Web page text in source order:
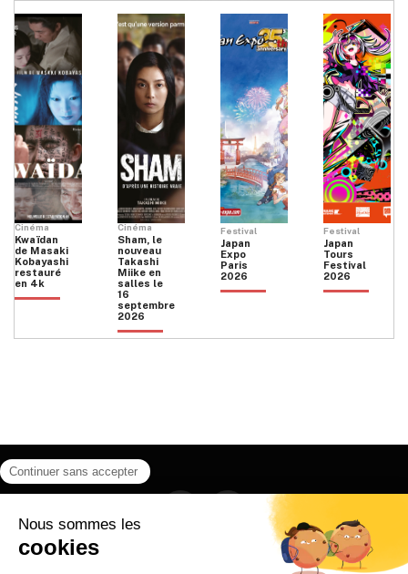
Cinéma
Kwaïdan
de Masaki
Kobayashi
restauré
en 4k
Cinéma
Sham, le
nouveau
Takashi
Miike en
salles le
16
septembre
2026
Festival
Japan
Expo
Paris
2026
Festival
Japan
Tours
Festival
2026
Instagram
CONTACT